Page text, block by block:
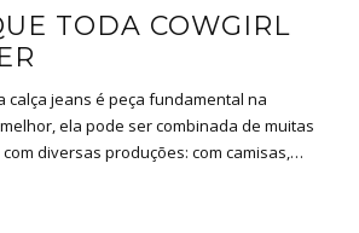
TODA COWGIRL
calça jeans é peça fundamental na
ela pode ser combinada de muitas
diversas produções: com camisas,…